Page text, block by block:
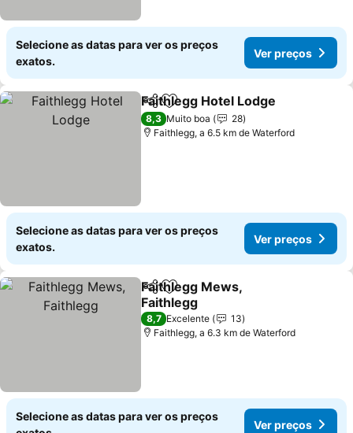
Selecione as datas para ver os preços
exatos.
Ver preços
PartilharAdicionar aos favoritos
Faithlegg Hotel Lodge
8,3 Muito boa
28
Faithlegg, a 6.5 km de Waterford
Selecione as datas para ver os preços
exatos.
Ver preços
PartilharAdicionar aos favoritos
Faithlegg Mews,
Faithlegg
Ver preços
8,7 Excelente
13
Faithlegg, a 6.3 km de Waterford
Selecione as datas para ver os preços
Ver preços